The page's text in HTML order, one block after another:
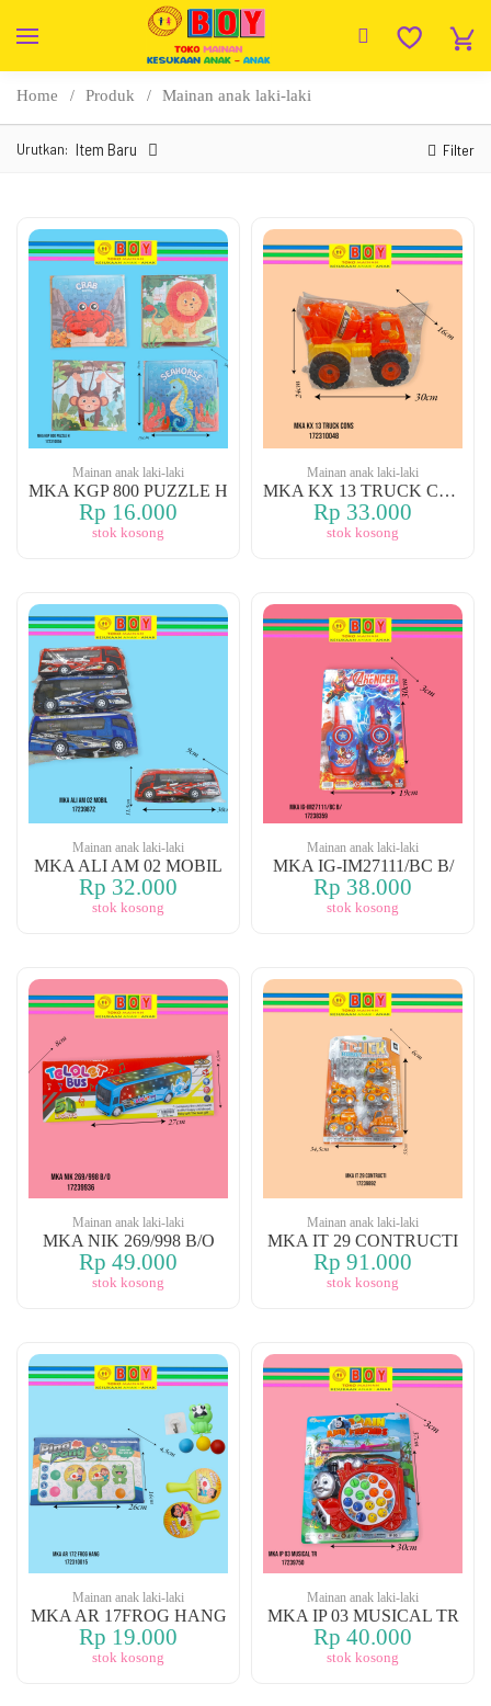
Home Produk Mainan anak laki-laki
Urutkan: Item Baru Filter
Mainan anak laki-laki
MKA KGP 800 PUZZLE H
Rp 16.000
stok kosong
Mainan anak laki-laki
MKA KX 13 TRUCK CONS
Rp 33.000
stok kosong
Mainan anak laki-laki
MKA ALI AM 02 MOBIL
Rp 32.000
stok kosong
Mainan anak laki-laki
MKA IG-IM27111/BC B/
Rp 38.000
stok kosong
Mainan anak laki-laki
MKA NIK 269/998 B/O
Rp 49.000
stok kosong
Mainan anak laki-laki
MKA IT 29 CONTRUCTI
Rp 91.000
stok kosong
Mainan anak laki-laki
MKA AR 17FROG HANG
Rp 19.000
stok kosong
Mainan anak laki-laki
MKA IP 03 MUSICAL TR
Rp 40.000
stok kosong